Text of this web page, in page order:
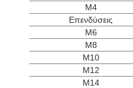
M4
Επενδύσεις
M6
M8
M10
M12
M14